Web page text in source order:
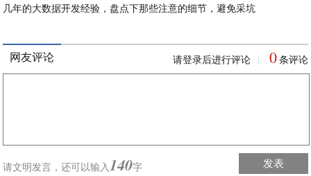
几年的大数据开发经验，盘点下那些注意的细节，避免采坑
网友评论 请登录后进行评论 0 条评论
请文明发言，还可以输入 140字 发表